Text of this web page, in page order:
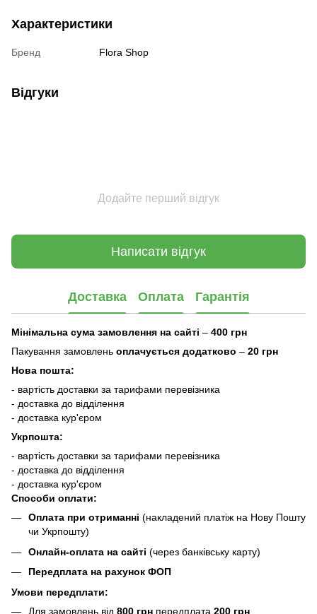
Характеристики
Бренд Flora Shop
Відгуки
Додайте перший відгук
Написати відгук
Доставка Оплата Гарантія
Мінімальна сума замовлення на сайті – 400 грн
Пакування замовлень оплачується додатково – 20 грн
Нова пошта:
- вартість доставки за тарифами перевізника
- доставка до відділення
- доставка кур'єром
Укрпошта:
- вартість доставки за тарифами перевізника
- доставка до відділення
- доставка кур'єром
Способи оплати:
Оплата при отриманні (накладений платіж на Нову Пошту
чи Укрпошту)
Онлайн-оплата на сайті (через банківську карту)
Передплата на рахунок ФОП
Умови передплати:
Для замовлень від 800 грн передплата 200 грн